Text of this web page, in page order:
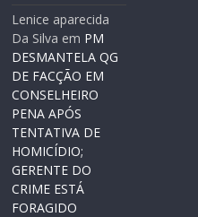
Lenice aparecida
Da Silva em PM
DESMANTELA QG
DE FACÇÃO EM
CONSELHEIRO
PENA APÓS
TENTATIVA DE
HOMICÍDIO;
GERENTE DO
CRIME ESTÁ
FORAGIDO